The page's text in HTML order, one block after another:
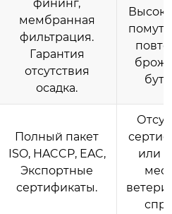
фининг,
мембранная
фильтрация.
Гарантия
отсутствия
осадка.
Полный пакет
ISO, HACCP, EAC,
Экспортные
сертификаты.
или